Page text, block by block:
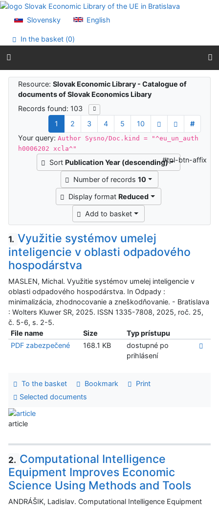
Go to content
Accessibility declaration
Slovensky English
In the basket (0)
Search results
Resource:Slovak Economic Library - Catalogue of
documents of Slovak Economics Libary
Records found: 103
1
2 3 4 5 10
#
Your query:Author Sysno/Doc.kind = "^eu_un_auth
h0006202 xcla^"
Sort Publication Year (descending)
Number of records 10
Display format Reduced
Add to basket
#tpl-btn-affix
1. Využitie systémov umelej
inteligencie v oblasti odpadového
hospodárstva
MASLEN, Michal. Využitie systémov umelej inteligencie v
oblasti odpadového hospodárstva. In Odpady :
minimalizácia, zhodnocovanie a zneškodňovanie. - Bratislava
: Wolters Kluwer SR, 2025. ISSN 1335-7808, 2025, roč. 25,
č. 5-6, s. 2-5.
File name
Size
Typ prístupu
PDF zabezpečené
168.1 KB
dostupné po
prihlásení
To the basket Bookmark
Print
Selected documents
article
2. Computational Intelligence
Equipment Improves Economic
Science Using Methods and Tools
ANDRÁŠIK, Ladislav. Computational Intelligence Equipment